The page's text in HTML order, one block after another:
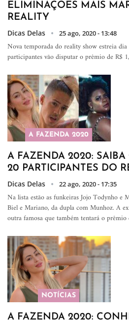
ELIMINAÇÕES MAIS
REALITY
Dicas Delas 25 ago, 2020 - 13:48
Nova temporada do reality show estreia
participantes vão disputar o prêmio de R$
A FAZENDA 2020
A FAZENDA 2020: SAIBA
20 PARTICIPANTES DO
Dicas Delas 22 ago, 2020 - 17:35
Na lista estão as funkeiras Jojo Todynho e
Biel e Mariano, da dupla com Munhoz. A
outra famosa que também tentará o
NOTÍCIAS
A FAZENDA 2020: